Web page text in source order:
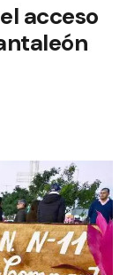
acceso